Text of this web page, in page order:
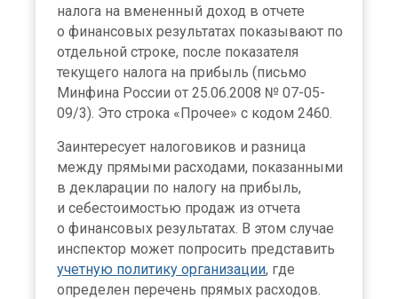
налога на вмененный доход в отчете
о финансовых результатах показывают по
отдельной строке, после показателя
текущего налога на прибыль (письмо
Минфина России от 25.06.2008 № 07-05-
09/3). Это строка «Прочее» с кодом 2460.
Заинтересует налоговиков и разница
между прямыми расходами, показанными
в декларации по налогу на прибыль,
и себестоимостью продаж из отчета
о финансовых результатах. В этом случае
инспектор может попросить представить
учетную политику организации, где
определен перечень прямых расходов.